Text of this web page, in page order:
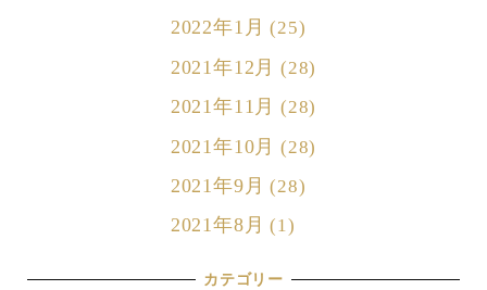
2022年1月 (25)
2021年12月 (28)
2021年11月 (28)
2021年10月 (28)
2021年9月 (28)
2021年8月 (1)
カテゴリー